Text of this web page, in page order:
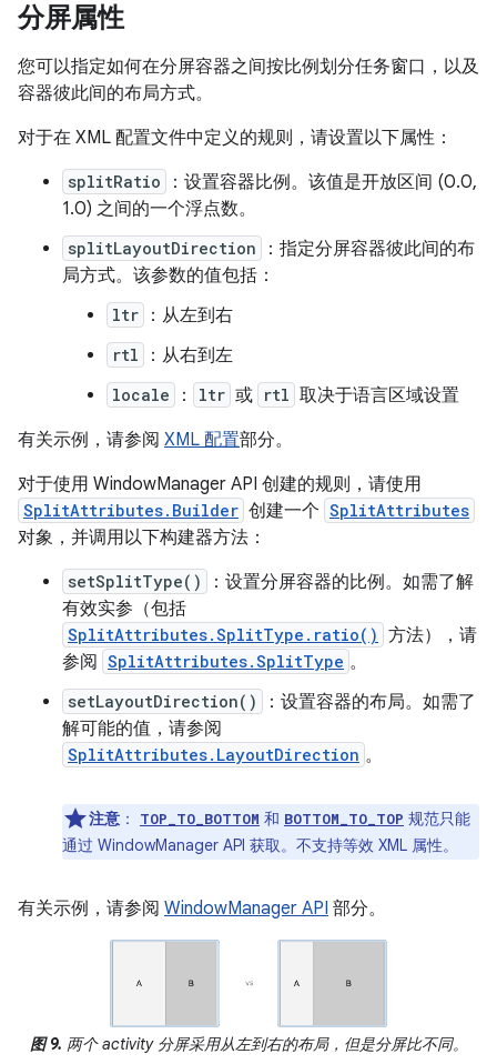
分屏属性
您可以指定如何在分屏容器之间按比例划分任务窗口，以及
容器彼此间的布局方式。
对于在 XML 配置文件中定义的规则，请设置以下属性：
splitRatio
：设置容器比例。该值是开放区间 (0.0,
1.0) 之间的一个浮点数。
splitLayoutDirection
：指定分屏容器彼此间的布
局方式。该参数的值包括：
ltr ：从左到右
rtl ：从右到左
locale ： ltr 或 rtl 取决于语言区域设置
有关示例，请参阅 XML 配置部分。
对于使用 WindowManager API 创建的规则，请使用
SplitAttributes.Builder 创建一个 SplitAttributes
对象，并调用以下构建器方法：
setSplitType()
：设置分屏容器的比例。如需了解
有效实参（包括
SplitAttributes.SplitType.ratio() 方法），请
参阅 SplitAttributes.SplitType 。
setLayoutDirection()
：设置容器的布局。如需了
解可能的值，请参阅
SplitAttributes.LayoutDirection 。
注意 ： TOP_TO_BOTTOM 和 BOTTOM_TO_TOP 规范只能
通过 WindowManager API 获取。不支持等效 XML 属性。
有关示例，请参阅 WindowManager API 部分。
图 9. 两个 activity 分屏采用从左到右的布局，但是分屏比不同。